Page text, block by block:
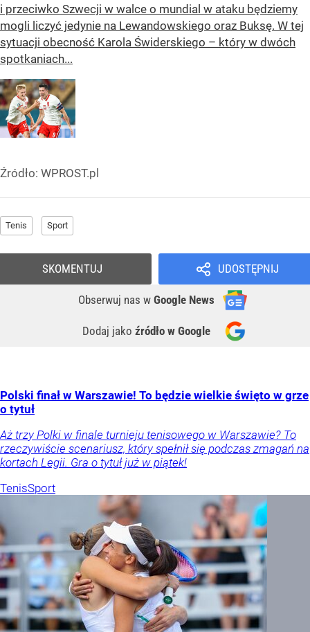
i przeciwko Szwecji w walce o mundial w ataku będziemy
mogli liczyć jedynie na Lewandowskiego oraz Buksę. W tej
sytuacji obecność Karola Świderskiego – który w dwóch
spotkaniach...
Źródło: WPROST.pl
Tenis Sport
UDOSTĘPNIJ
Obserwuj nas w Google News
Dodaj jako źródło w Google
SKOMENTUJ
Polski finał w Warszawie! To będzie wielkie święto w grze
o tytuł
Aż trzy Polki w finale turnieju tenisowego w Warszawie? To
rzeczywiście scenariusz, który spełnił się podczas zmagań na
kortach Legii. Gra o tytuł już w piątek!
TenisSport